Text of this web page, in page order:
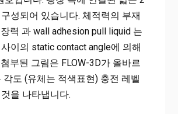
성되어 있습니다. 체적력의 부재
력 과 wall adhesion pull liquid 는
이의 static contact angle에 의해
부된 그림은 FLOW-3D가 올바르
각도 (유체는 적색표현) 충전 레벨
을 나타냅니다.